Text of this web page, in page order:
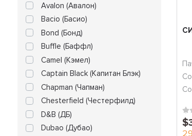
Avalon (Авалон)
Bacio (Басио)
Bond (Бонд)
Buffle (Баффл)
Camel (Кэмел)
Captain Black (Капитан Блэк)
Chapman (Чапман)
Chesterfield (Честерфилд)
D&B (ДБ)
Dubao (Дубао)